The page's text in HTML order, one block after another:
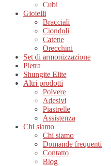
Cubi
Gioielli
Bracciali
Ciondoli
Catene
Orecchini
Set di armonizzazione
Pietra
Shungite Elite
Altri prodotti
Polvere
Adesivi
Piastrelle
Assistenza
Chi siamo
Chi siamo
Domande frequenti
Contatto
Blog